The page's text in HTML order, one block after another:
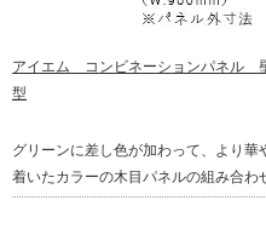
アイエム コンビネーションパネル
型
グリーンに差し色が加わって、より
着いたカラーの木目パネルの組み合わ